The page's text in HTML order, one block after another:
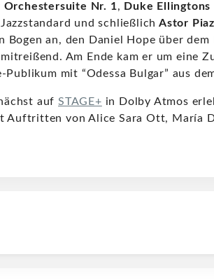
Orchestersuite Nr. 1, Duke Ellingtons
und schließlich Astor
an, den Daniel Hope über dem
Am Ende kam er um eine
mit “Odessa Bulgar” aus
auf STAGE+ in Dolby Atmos
Auftritten von Alice Sara Ott, María